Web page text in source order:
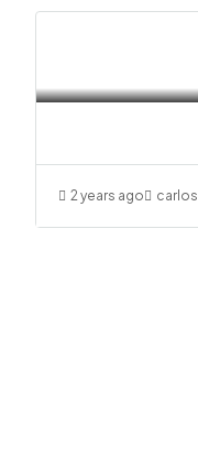
2 years ago carlos